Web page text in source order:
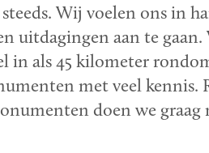
Wij voelen ons in
uitdagingen aan te
in als 45 kilometer
met veel kennis.
doen we graag